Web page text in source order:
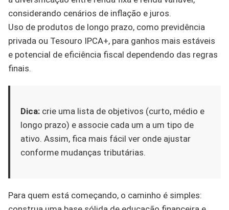
considerando cenários de inflação e juros.
Uso de produtos de longo prazo, como previdência
privada ou Tesouro IPCA+, para ganhos mais estáveis
e potencial de eficiência fiscal dependendo das regras
finais.
Dica: crie uma lista de objetivos (curto, médio e
longo prazo) e associe cada um a um tipo de
ativo. Assim, fica mais fácil ver onde ajustar
conforme mudanças tributárias.
Para quem está começando, o caminho é simples: